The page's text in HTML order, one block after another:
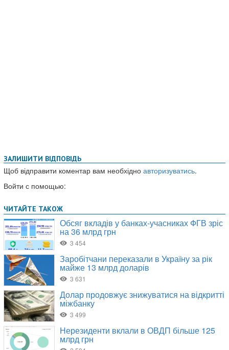
ЗАЛИШИТИ ВІДПОВІДЬ
Щоб відправити коментар вам необхідно авторизуватись.
Войти с помощью: